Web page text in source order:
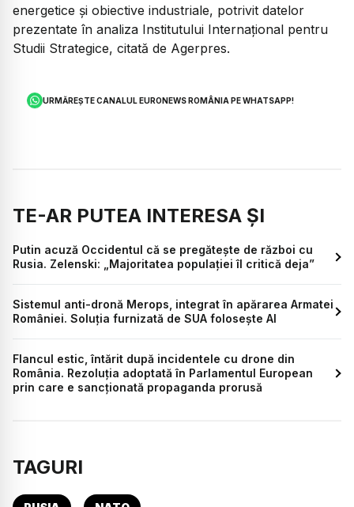
energetice și obiective industriale, potrivit datelor
prezentate în analiza Institutului Internațional pentru
Studii Strategice, citată de Agerpres.
URMĂREȘTE CANALUL EURONEWS ROMÂNIA PE WHATSAPP!
TE-AR PUTEA INTERESA ȘI
Putin acuză Occidentul că se pregătește de război cu
Rusia. Zelenski: „Majoritatea populației îl critică deja”
Sistemul anti-dronă Merops, integrat în apărarea Armatei
României. Soluția furnizată de SUA folosește AI
Flancul estic, întărit după incidentele cu drone din
România. Rezoluția adoptată în Parlamentul European
prin care e sancționată propaganda prorusă
TAGURI